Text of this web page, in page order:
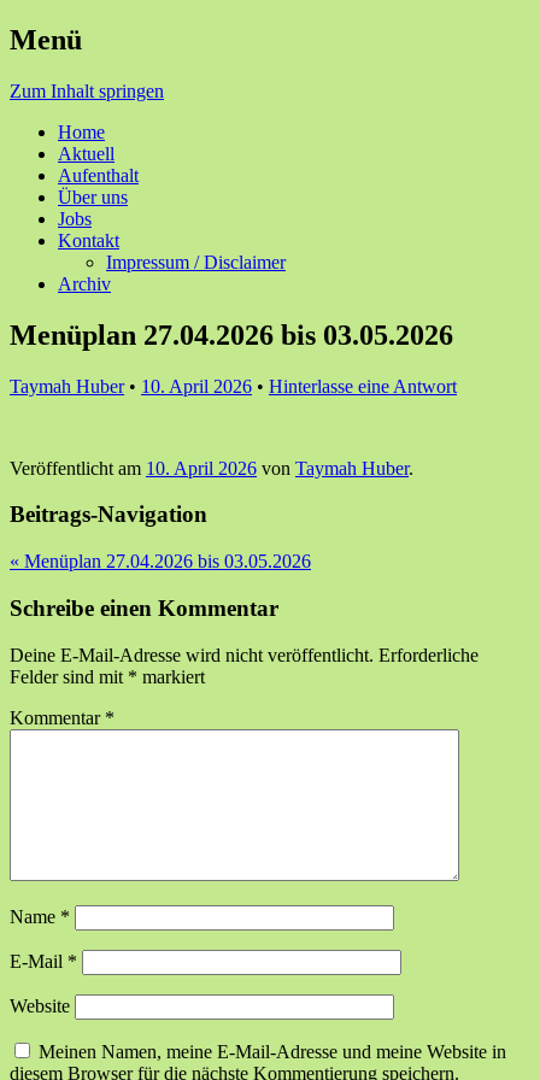
Rohrbach
Menü
Zum Inhalt springen
Home
Aktuell
Aufenthalt
Über uns
Jobs
Kontakt
Impressum / Disclaimer
Archiv
Menüplan 27.04.2026 bis 03.05.2026
Taymah Huber • 10. April 2026 • Hinterlasse eine Antwort
Veröffentlicht am 10. April 2026 von Taymah Huber.
Beitrags-Navigation
« Menüplan 27.04.2026 bis 03.05.2026
Schreibe einen Kommentar
Deine E-Mail-Adresse wird nicht veröffentlicht. Erforderliche
Felder sind mit * markiert
Kommentar *
Name *
E-Mail *
Website
Meinen Namen, meine E-Mail-Adresse und meine Website in
diesem Browser für die nächste Kommentierung speichern.